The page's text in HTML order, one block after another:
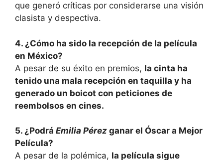
que generó críticas por considerarse una visión
clasista y despectiva.
4. ¿Cómo ha sido la recepción de la película
en México?
A pesar de su éxito en premios, la cinta ha
tenido una mala recepción en taquilla y ha
generado un boicot con peticiones de
reembolsos en cines.
5. ¿Podrá Emilia Pérez ganar el Óscar a Mejor
Película?
A pesar de la polémica, la película sigue